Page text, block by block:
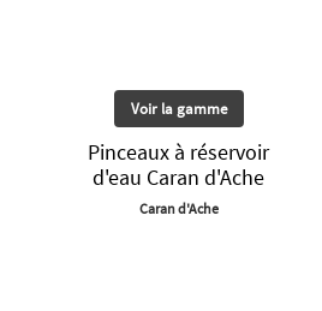
Voir la gamme
Pinceaux à réservoir
d'eau Caran d'Ache
Caran d'Ache